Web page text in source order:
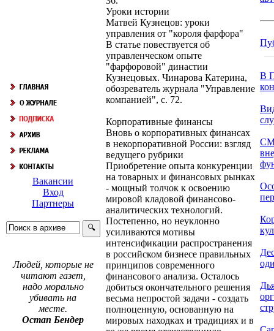
Вакансии
Вход
Партнеры
Людей, которые не
читают газет,
надо морально
убивать на
месте.
Остап Бендер
Уроки истории
Матвей Кузнецов: уроки
управления от "короля фарфора"
В статье повествуется об
управленческом опыте
"фарфоровой" династии
Кузнецовых. Чинарова Катерина,
обозреватель журнала "Управление
компанией", с. 72.
Корпоративные финансы
Вновь о корпоративных финансах
в некорпоративной России: взгляд
ведущего рубрики
Приобретение опыта конкуренции
на товарных и финансовых рынках
- мощный толчок к освоению
мировой кладовой финансово-
аналитических технологий.
Постепенно, но неуклонно
усиливаются мотивы
интенсификации распространения
в российском бизнесе правильных
принципов современного
финансового анализа. Осталось
добиться окончательного решения
весьма непростой задачи - создать
полноценную, основанную на
мировых находках и традициях и в
В